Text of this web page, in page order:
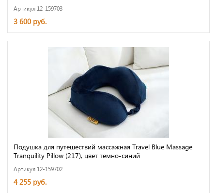
Артикул 12-159703
3 600 руб.
Подушка для путешествий массажная Travel Blue Massage
Tranquility Pillow (217), цвет темно-синий
Артикул 12-159702
4 255 руб.